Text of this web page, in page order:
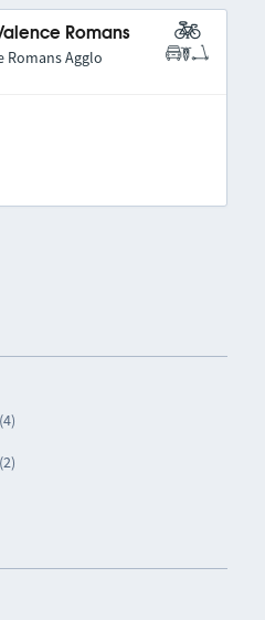
Romans
Romans Agglo